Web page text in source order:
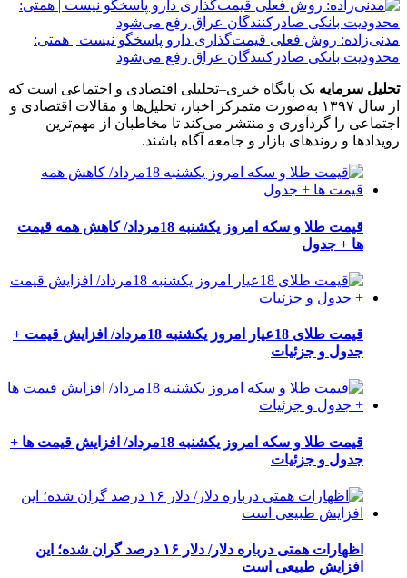
مدنی‌زاده: روش فعلی قیمت‌گذاری دارو پاسخگو نیست | همتی:
محدودیت بانکی صادرکنندگان عراق رفع می‌شود
تحلیل سرمایه یک پایگاه خبری–تحلیلی اقتصادی و اجتماعی است که
از سال ۱۳۹۷ به‌صورت متمرکز اخبار، تحلیل‌ها و مقالات اقتصادی و
اجتماعی را گردآوری و منتشر می‌کند تا مخاطبان از مهم‌ترین
رویدادها و روندهای بازار و جامعه آگاه باشند.
قیمت طلا و سکه امروز یکشنبه 18مرداد/ کاهش همه قیمت
ها + جدول
قیمت طلای 18عیار امروز یکشنبه 18مرداد/ افزایش قیمت +
جدول و جزئیات
قیمت طلا و سکه امروز یکشنبه 18مرداد/ افزایش قیمت ها +
جدول و جزئیات
اظهارات همتی درباره دلار/ دلار ۱۶ درصد گران شده؛ این
افزایش طبیعی است